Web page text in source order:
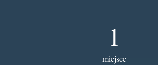
1
miejsce